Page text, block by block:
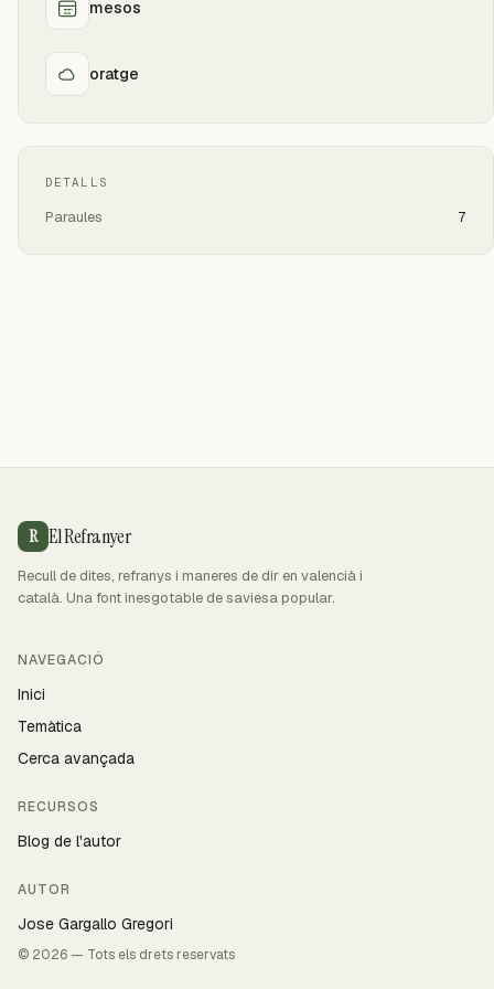
mesos
oratge
DETALLS
Paraules 7
R El Refranyer
Recull de dites, refranys i maneres de dir en valencià i
català. Una font inesgotable de saviesa popular.
NAVEGACIÓ
Inici
Temàtica
Cerca avançada
RECURSOS
Blog de l'autor
AUTOR
Jose Gargallo Gregori
© 2026 — Tots els drets reservats